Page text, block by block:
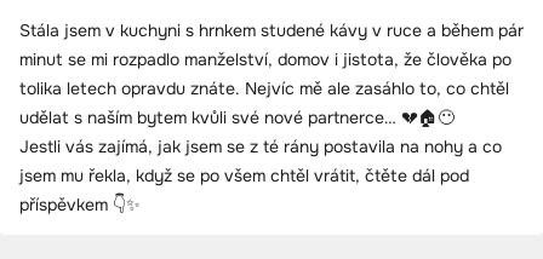
Stála jsem v kuchyni s hrnkem studené kávy v ruce a během pár
minut se mi rozpadlo manželství, domov i jistota, že člověka po
tolika letech opravdu znáte. Nejvíc mě ale zasáhlo to, co chtěl
udělat s naším bytem kvůli své nové partnerce… 💔🏠😶
Jestli vás zajímá, jak jsem se z té rány postavila na nohy a co
jsem mu řekla, když se po všem chtěl vrátit, čtěte dál pod
příspěvkem 👇✨